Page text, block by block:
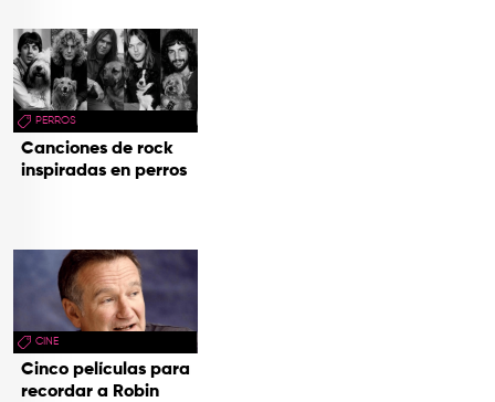
PERROS
Canciones de rock
inspiradas en perros
CINE
Cinco películas para
recordar a Robin